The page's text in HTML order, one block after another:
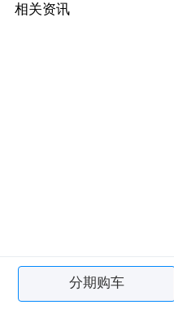
相关资讯
分期购车